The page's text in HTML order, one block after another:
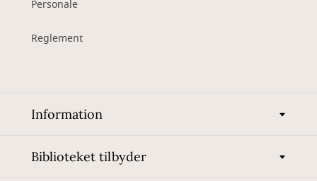
Personale
Reglement
Information
Biblioteket tilbyder